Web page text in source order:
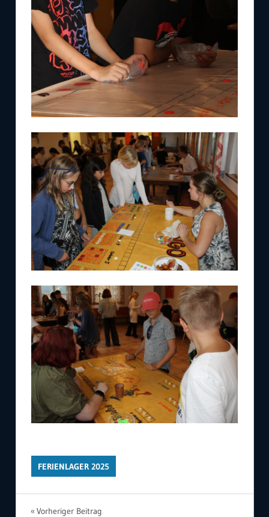
FERIENLAGER 2025
Vorheriger Beitrag